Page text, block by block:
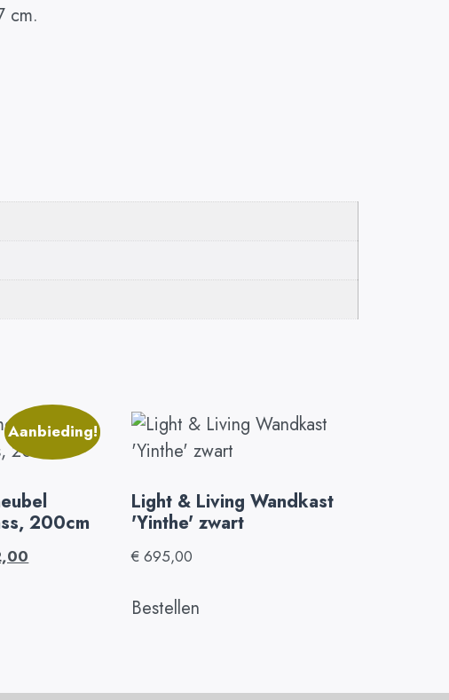
cm.
Aanbieding!
200cm
Light & Living Wandkast
'Yinthe' zwart
€ 695,00
Bestellen